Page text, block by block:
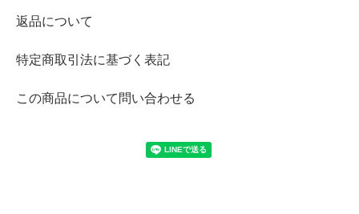
返品について
特定商取引法に基づく表記
この商品について問い合わせる